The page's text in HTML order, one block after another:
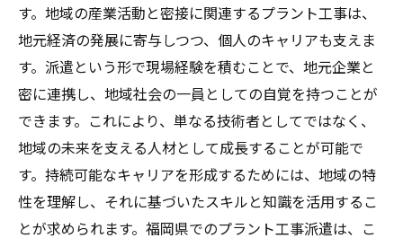
す。地域の産業活動と密接に関連するプラント工事は、
地元経済の発展に寄与しつつ、個人のキャリアも支えま
す。派遣という形で現場経験を積むことで、地元企業と
密に連携し、地域社会の一員としての自覚を持つことが
できます。これにより、単なる技術者としてではなく、
地域の未来を支える人材として成長することが可能で
す。持続可能なキャリアを形成するためには、地域の特
性を理解し、それに基づいたスキルと知識を活用するこ
とが求められます。福岡県でのプラント工事派遣は、こ